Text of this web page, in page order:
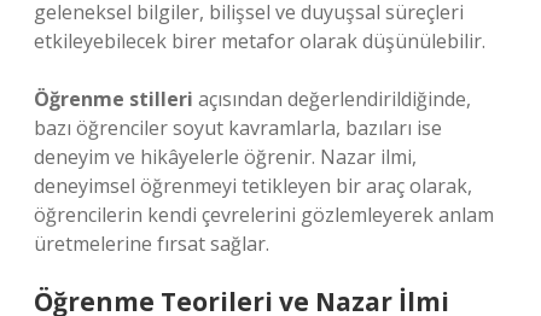
geleneksel bilgiler, bilişsel ve duyuşsal süreçleri
etkileyebilecek birer metafor olarak düşünülebilir.
Öğrenme stilleri açısından değerlendirildiğinde,
bazı öğrenciler soyut kavramlarla, bazıları ise
deneyim ve hikâyelerle öğrenir. Nazar ilmi,
deneyimsel öğrenmeyi tetikleyen bir araç olarak,
öğrencilerin kendi çevrelerini gözlemleyerek anlam
üretmelerine fırsat sağlar.
Öğrenme Teorileri ve Nazar İlmi